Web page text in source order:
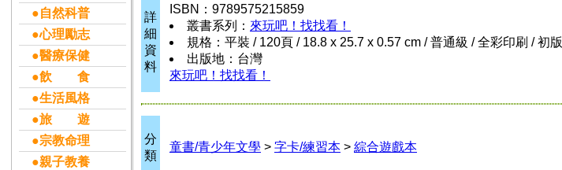
●自然科普
●心理勵志
●醫療保健
●飲 食
●生活風格
●旅 遊
●宗教命理
●親子教養
詳
細
資
料
ISBN：9789575215859
叢書系列： 來玩吧！找找看！
規格：平裝 / 120頁 / 18.8 x 25.7 x 0.57 cm / 普通級 / 全彩印刷 / 初版
出版地：台灣
來玩吧！找找看！
分
類
童書/青少年文學 > 字卡/練習本 > 綜合遊戲本